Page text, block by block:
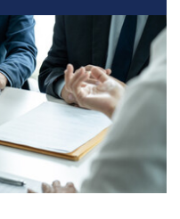
t
a
g
r
m